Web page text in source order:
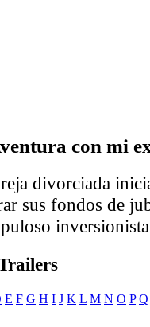
con mi
divorciada
sus fondos de
E F G H I J K L M N O P Q